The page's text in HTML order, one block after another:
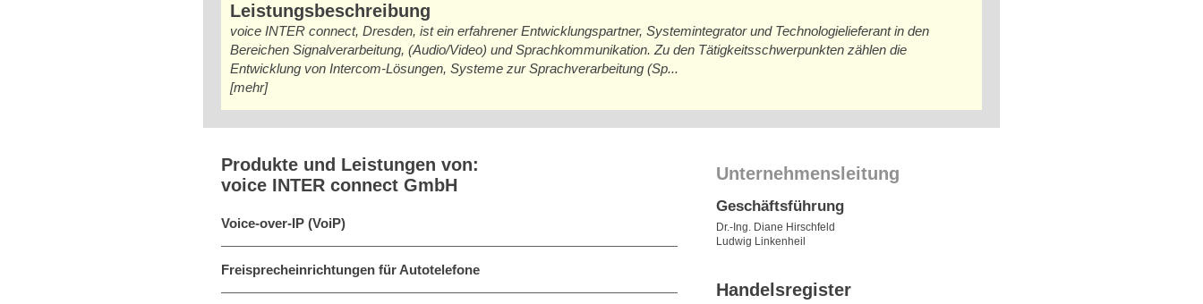
Leistungsbeschreibung
voice INTER connect, Dresden, ist ein erfahrener Entwicklungspartner, Systemintegrator und Technologielieferant in den
Bereichen Signalverarbeitung, (Audio/Video) und Sprachkommunikation. Zu den Tätigkeitsschwerpunkten zählen die
Entwicklung von Intercom-Lösungen, Systeme zur Sprachverarbeitung (Sp...
[mehr]
Produkte und Leistungen von:
voice INTER connect GmbH
Voice-over-IP (VoiP)
Freisprecheinrichtungen für Autotelefone
Unternehmensleitung
Geschäftsführung
Dr.-Ing. Diane Hirschfeld
Ludwig Linkenheil
Handelsregister